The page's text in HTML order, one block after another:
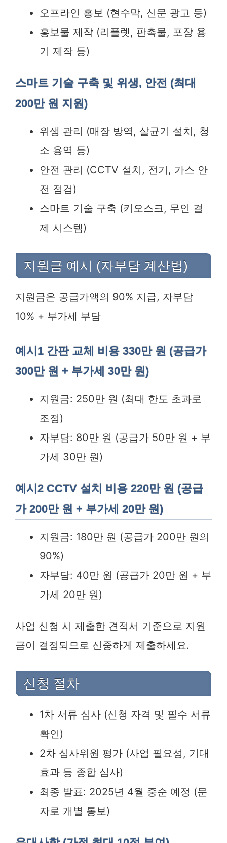
오프라인 홍보 (현수막, 신문 광고 등)
홍보물 제작 (리플렛, 판촉물, 포장 용
기 제작 등)
스마트 기술 구축 및 위생, 안전 (최대
200만 원 지원)
위생 관리 (매장 방역, 살균기 설치, 청
소 용역 등)
안전 관리 (CCTV 설치, 전기, 가스 안
전 점검)
스마트 기술 구축 (키오스크, 무인 결
제 시스템)
지원금 예시 (자부담 계산법)
지원금은 공급가액의 90% 지급, 자부담
10% + 부가세 부담
예시1 간판 교체 비용 330만 원 (공급가
300만 원 + 부가세 30만 원)
지원금: 250만 원 (최대 한도 초과로
조정)
자부담: 80만 원 (공급가 50만 원 + 부
가세 30만 원)
예시2 CCTV 설치 비용 220만 원 (공급
가 200만 원 + 부가세 20만 원)
지원금: 180만 원 (공급가 200만 원의
90%)
자부담: 40만 원 (공급가 20만 원 + 부
가세 20만 원)
사업 신청 시 제출한 견적서 기준으로 지원
금이 결정되므로 신중하게 제출하세요.
신청 절차
1차 서류 심사 (신청 자격 및 필수 서류
확인)
2차 심사위원 평가 (사업 필요성, 기대
효과 등 종합 심사)
최종 발표: 2025년 4월 중순 예정 (문
자로 개별 통보)